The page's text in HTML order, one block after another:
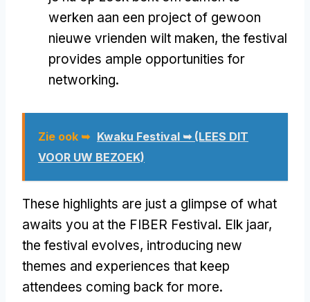
werken aan een project of gewoon
nieuwe vrienden wilt maken, the festival
provides ample opportunities for
networking.
Zie ook ➥ Kwaku Festival ➥ (LEES DIT
VOOR UW BEZOEK)
These highlights are just a glimpse of what
awaits you at the FIBER Festival. Elk jaar,
the festival evolves, introducing new
themes and experiences that keep
attendees coming back for more.